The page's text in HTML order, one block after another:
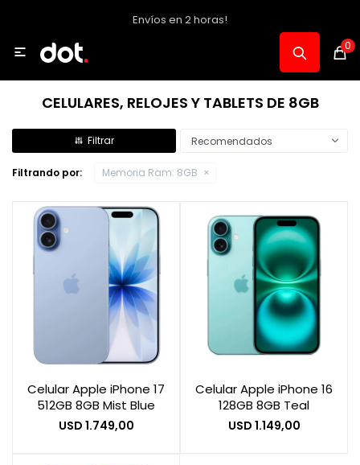
Envíos en 2 horas!
0

CELULARES, RELOJES Y TABLETS DE 8GB
Recomendados
Filtrando por: Memoria Ram: 8GB
Celular Apple iPhone 17
512GB 8GB Mist Blue
USD 1.749,00
Celular Apple iPhone 16
128GB 8GB Teal
USD 1.149,00
Notebooks y PC
Informática
Audio, Foto y Video
Consolas y Accesorios
Smart Home